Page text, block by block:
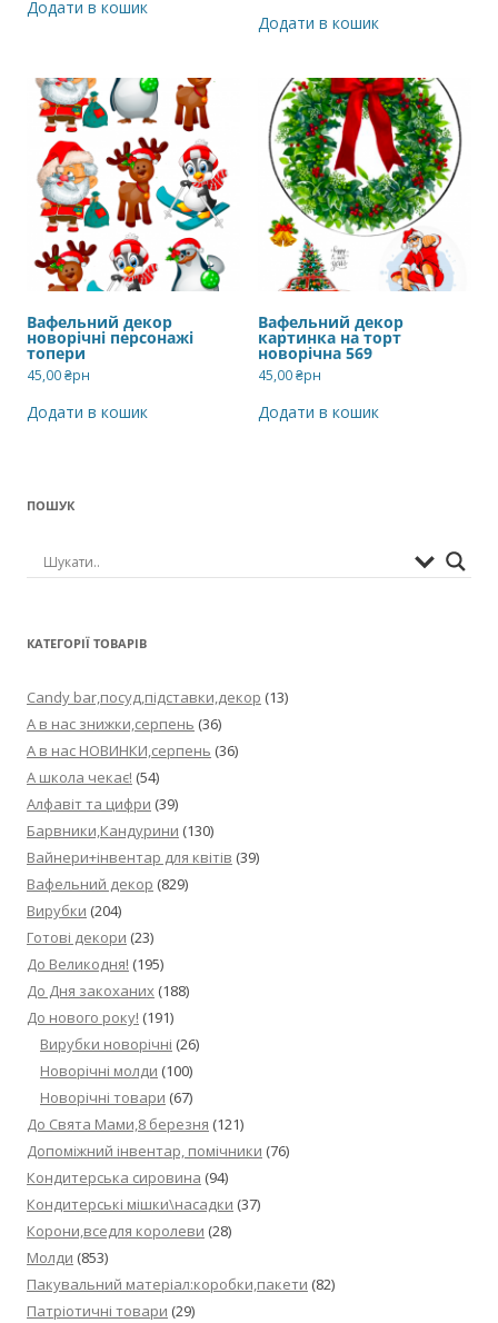
Додати в кошик
Додати в кошик
Вафельний декор
новорічні персонажі
топери
45,00₴рн
Додати в кошик
Вафельний декор
картинка на торт
новорічна 569
45,00₴рн
Додати в кошик
ПОШУК
КАТЕГОРІЇ ТОВАРІВ
Candy bar,посуд,підставки,декор (13)
А в нас знижки,серпень (36)
А в нас НОВИНКИ,серпень (36)
А школа чекає! (54)
Алфавіт та цифри (39)
Барвники,Кандурини (130)
Вайнери+інвентар для квітів (39)
Вафельний декор (829)
Вирубки (204)
Готові декори (23)
До Великодня! (195)
До Дня закоханих (188)
До нового року! (191)
Вирубки новорічні (26)
Новорічні молди (100)
Новорічні товари (67)
До Свята Мами,8 березня (121)
Допоміжний інвентар, помічники (76)
Кондитерська сировина (94)
Кондитерські мішки\насадки (37)
Корони,вседля королеви (28)
Молди (853)
Пакувальний матеріал:коробки,пакети (82)
Патріотичні товари (29)